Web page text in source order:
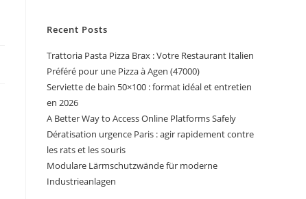
Recent Posts
Trattoria Pasta Pizza Brax : Votre Restaurant Italien
Préféré pour une Pizza à Agen (47000)
Serviette de bain 50×100 : format idéal et entretien
en 2026
A Better Way to Access Online Platforms Safely
Dératisation urgence Paris : agir rapidement contre
les rats et les souris
Modulare Lärmschutzwände für moderne
Industrieanlagen